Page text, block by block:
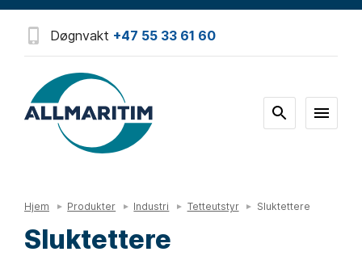
Døgnvakt +47 55 33 61 60
Hjem Produkter Industri Tetteutstyr Sluktettere
Sluktettere